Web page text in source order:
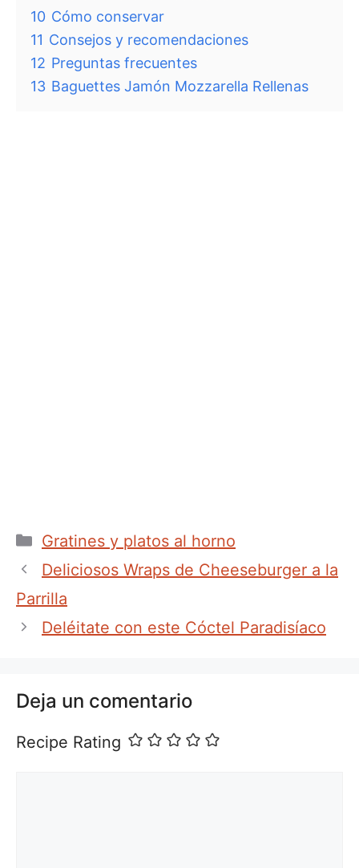
10 Cómo conservar
11 Consejos y recomendaciones
12 Preguntas frecuentes
13 Baguettes Jamón Mozzarella Rellenas
Categorías
Gratines y platos al horno
Deliciosos Wraps de Cheeseburger a la
Parrilla
Deléitate con este Cóctel Paradisíaco
Deja un comentario
Recipe Rating